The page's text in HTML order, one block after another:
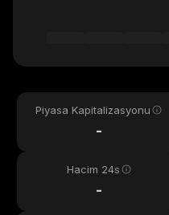
Piyasa Kapitalizasyonu
-
Hacim 24s
-